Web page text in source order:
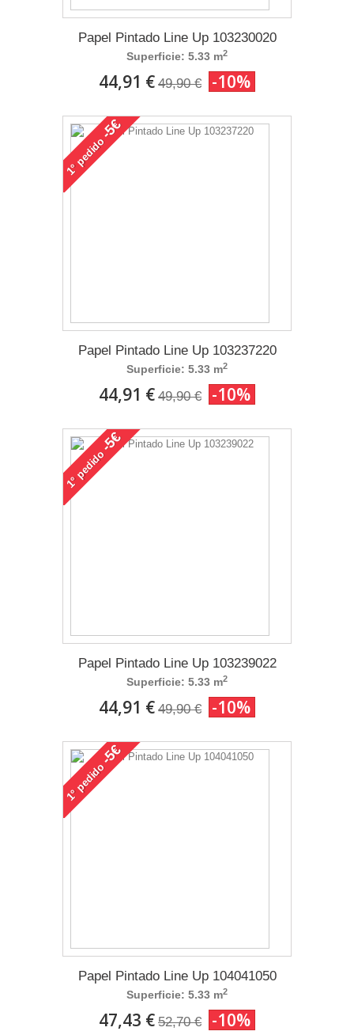
Papel Pintado Line Up 103230020
Superficie: 5.33 m2
44,91 € 49,90 € -10%
1°
pedido
-5€
Papel Pintado Line Up 103237220
Superficie: 5.33 m2
44,91 € 49,90 € -10%
1°
pedido
-5€
Papel Pintado Line Up 103239022
Superficie: 5.33 m2
44,91 € 49,90 € -10%
1°
pedido
-5€
Papel Pintado Line Up 104041050
Superficie: 5.33 m2
47,43 € 52,70 € -10%